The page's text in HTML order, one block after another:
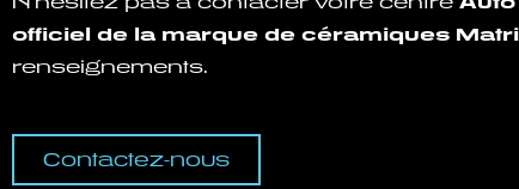
officiel de la marque de céramiques
renseignements.
Contactez-nous